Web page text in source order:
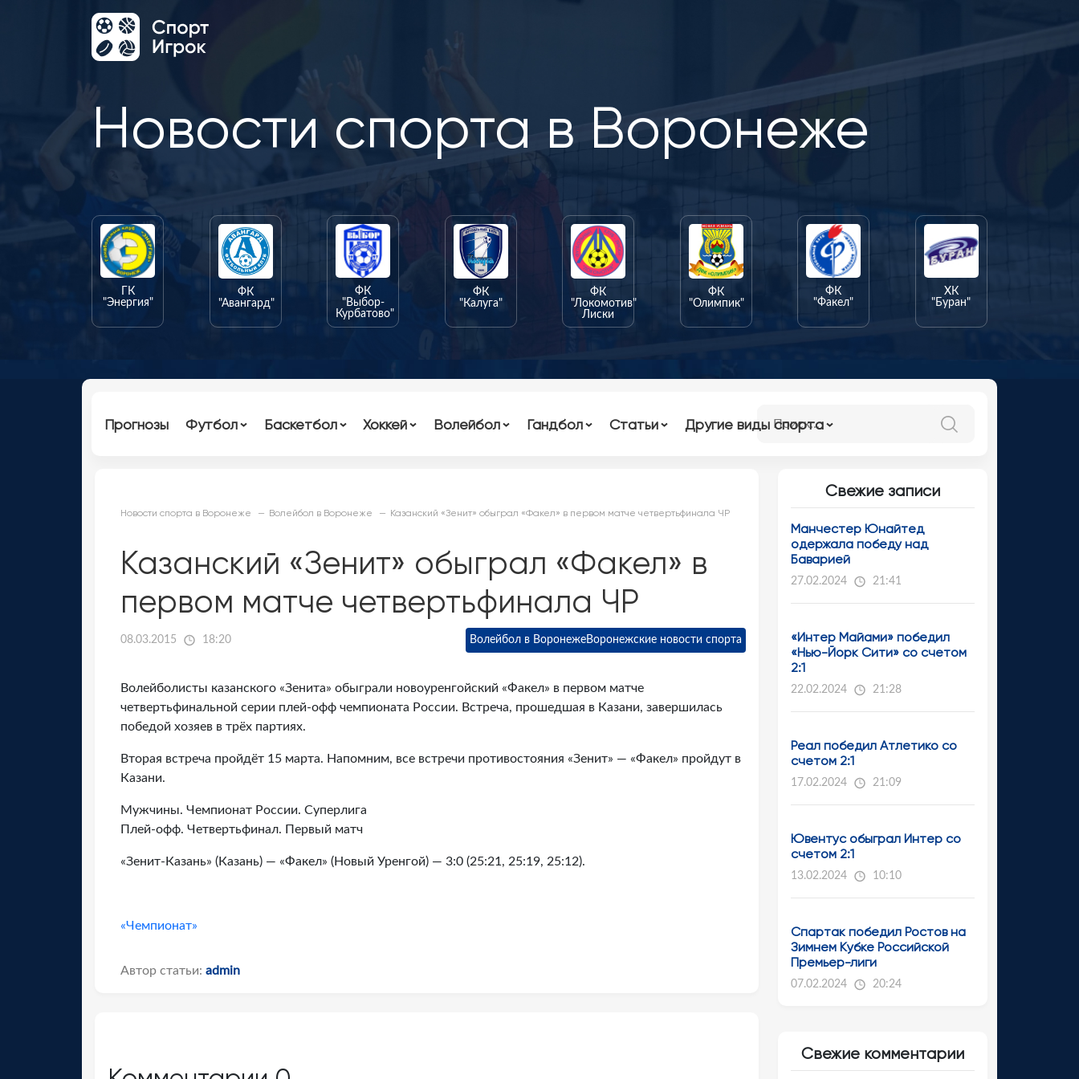
Новости спорта в Воронеже
ГК
"Энергия"
ФК
"Авангард"
ФК
"Выбор-
Курбатово"
ФК
"Калуга"
ФК
"Локомотив"
Лиски
ФК
"Олимпик"
ФК
"Факел"
ХК
"Буран"
Прогнозы Футбол Баскетбол Хоккей Волейбол Гандбол Статьи Другие виды спорта
Новости спорта в Воронеже Волейбол в Воронеже Казанский «Зенит» обыграл «Факел» в первом матче четвертьфинала ЧР
Казанский «Зенит» обыграл «Факел» в
первом матче четвертьфинала ЧР
08.03.2015 18:20 Волейбол в ВоронежеВоронежские новости спорта
Волейболисты казанского «Зенита» обыграли новоуренгойский «Факел» в первом матче
четвертьфинальной серии плей-офф чемпионата России. Встреча, прошедшая в Казани, завершилась
победой хозяев в трёх партиях.
Вторая встреча пройдёт 15 марта. Напомним, все встречи противостояния «Зенит» — «Факел» пройдут в
Казани.
Мужчины. Чемпионат России. Суперлига
Плей-офф. Четвертьфинал. Первый матч
«Зенит-Казань» (Казань) — «Факел» (Новый Уренгой) — 3:0 (25:21, 25:19, 25:12).
«Чемпионат»
Автор статьи: admin
Свежие записи
Манчестер Юнайтед
одержала победу над
Баварией
27.02.2024 21:41
«Интер Майами» победил
«Нью-Йорк Сити» со счетом
2:1
22.02.2024 21:28
Реал победил Атлетико со
счетом 2:1
17.02.2024 21:09
Ювентус обыграл Интер со
счетом 2:1
13.02.2024 10:10
Спартак победил Ростов на
Зимнем Кубке Российской
Премьер-лиги
07.02.2024 20:24
Свежие комментарии